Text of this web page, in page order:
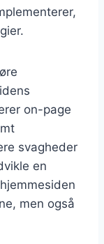
on-page
svagheder
en
men også